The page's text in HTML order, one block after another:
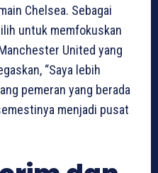
Chelsea. Sebagai
untuk memfokuskan
United yang
“Saya lebih
pemeran yang berada
menjadi pusat